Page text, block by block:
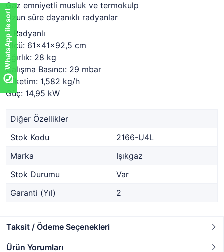
Gaz emniyetli musluk ve termokulp
Uzun süre dayanıklı radyanlar
4 Radyanlı
Ölçü: 61x41x92,5 cm
Ağırlık: 28 kg
Çalışma Basıncı: 29 mbar
Tüketim: 1,582 kg/h
Güç: 14,95 kW
Diğer Özellikler
Stok Kodu
2166-U4L
Marka
Işıkgaz
Stok Durumu
Var
Garanti (Yıl)
2
Taksit / Ödeme Seçenekleri
Ürün Yorumları
WhatsApp ile sor!